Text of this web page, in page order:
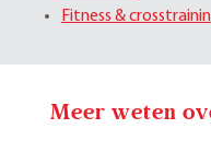
Fitness &
Meer weten